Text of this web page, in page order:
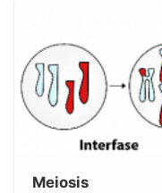
Meiosis